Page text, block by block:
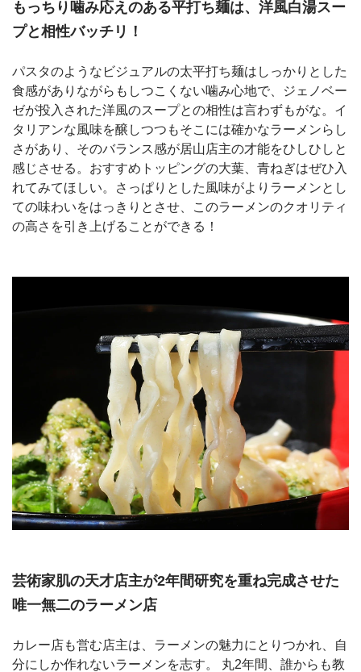
もっちり噛み応えのある平打ち麺は、洋風白湯スー
プと相性バッチリ！
パスタのようなビジュアルの太平打ち麺はしっかりとした
食感がありながらもしつこくない噛み心地で、ジェノベー
ゼが投入された洋風のスープとの相性は言わずもがな。イ
タリアンな風味を醸しつつもそこには確かなラーメンらし
さがあり、そのバランス感が居山店主の才能をひしひしと
感じさせる。おすすめトッピングの大葉、青ねぎはぜひ入
れてみてほしい。さっぱりとした風味がよりラーメンとし
ての味わいをはっきりとさせ、このラーメンのクオリティ
の高さを引き上げることができる！
芸術家肌の天才店主が2年間研究を重ね完成させた
唯一無二のラーメン店
カレー店も営む店主は、ラーメンの魅力にとりつかれ、自
分にしか作れないラーメンを志す。 丸2年間、誰からも教